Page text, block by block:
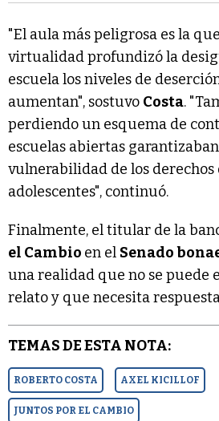
"El aula más peligrosa es la
virtualidad profundizó la
escuela los niveles de
aumentan", sostuvo Costa.
perdiendo un esquema de
escuelas abiertas
vulnerabilidad de los derechos
adolescentes", continuó.
Finalmente, el titular de la
el Cambio en el Senado
una realidad que no se puede
relato y que necesita
TEMAS DE ESTA NOTA:
ROBERTO COSTA AXEL KICILLOF
JUNTOS POR EL CAMBIO